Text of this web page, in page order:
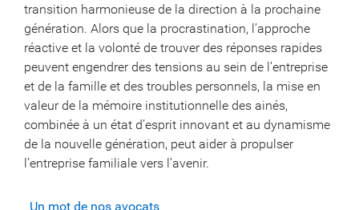
transition harmonieuse de la direction à la prochaine
génération. Alors que la procrastination, l’approche
réactive et la volonté de trouver des réponses rapides
peuvent engendrer des tensions au sein de l’entreprise
et de la famille et des troubles personnels, la mise en
valeur de la mémoire institutionnelle des ainés,
combinée à un état d’esprit innovant et au dynamisme
de la nouvelle génération, peut aider à propulser
l’entreprise familiale vers l’avenir.
Un mot de nos avocats